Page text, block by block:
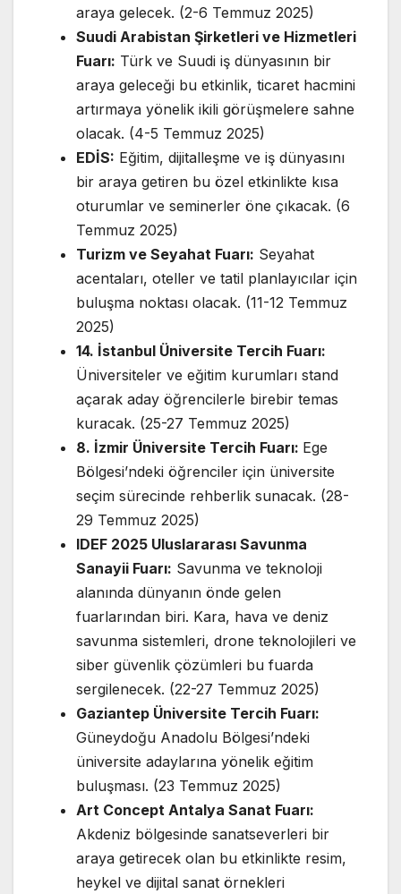
araya gelecek. (2-6 Temmuz 2025)
Suudi Arabistan Şirketleri ve Hizmetleri
Fuarı: Türk ve Suudi iş dünyasının bir
araya geleceği bu etkinlik, ticaret hacmini
artırmaya yönelik ikili görüşmelere sahne
olacak. (4-5 Temmuz 2025)
EDİS: Eğitim, dijitalleşme ve iş dünyasını
bir araya getiren bu özel etkinlikte kısa
oturumlar ve seminerler öne çıkacak. (6
Temmuz 2025)
Turizm ve Seyahat Fuarı: Seyahat
acentaları, oteller ve tatil planlayıcılar için
buluşma noktası olacak. (11-12 Temmuz
2025)
14. İstanbul Üniversite Tercih Fuarı:
Üniversiteler ve eğitim kurumları stand
açarak aday öğrencilerle birebir temas
kuracak. (25-27 Temmuz 2025)
8. İzmir Üniversite Tercih Fuarı: Ege
Bölgesi’ndeki öğrenciler için üniversite
seçim sürecinde rehberlik sunacak. (28-
29 Temmuz 2025)
IDEF 2025 Uluslararası Savunma
Sanayii Fuarı: Savunma ve teknoloji
alanında dünyanın önde gelen
fuarlarından biri. Kara, hava ve deniz
savunma sistemleri, drone teknolojileri ve
siber güvenlik çözümleri bu fuarda
sergilenecek. (22-27 Temmuz 2025)
Gaziantep Üniversite Tercih Fuarı:
Güneydoğu Anadolu Bölgesi’ndeki
üniversite adaylarına yönelik eğitim
buluşması. (23 Temmuz 2025)
Art Concept Antalya Sanat Fuarı:
Akdeniz bölgesinde sanatseverleri bir
araya getirecek olan bu etkinlikte resim,
heykel ve dijital sanat örnekleri